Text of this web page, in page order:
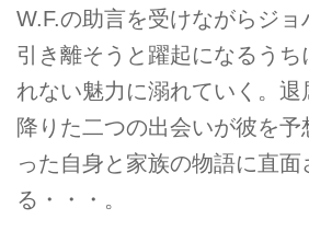
W.F.の助言を受けながらジョ
引き離そうと躍起になるうち
れない魅力に溺れていく。退
降りた二つの出会いが彼を
った自身と家族の物語に直面
る・・・。